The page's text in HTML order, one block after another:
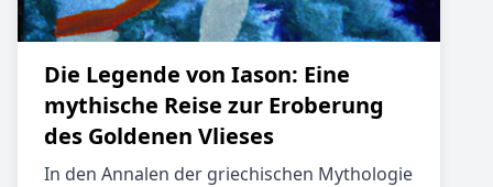
Die Legende von Iason: Eine
mythische Reise zur Eroberung
des Goldenen Vlieses
In den Annalen der griechischen Mythologie